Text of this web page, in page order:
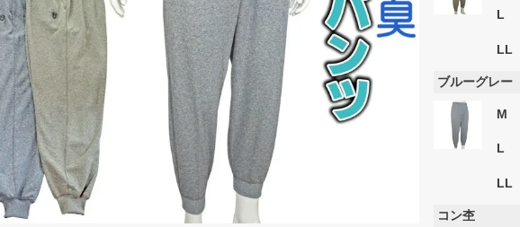
L
LL
ブルーグレー
M
L
LL
コン杢